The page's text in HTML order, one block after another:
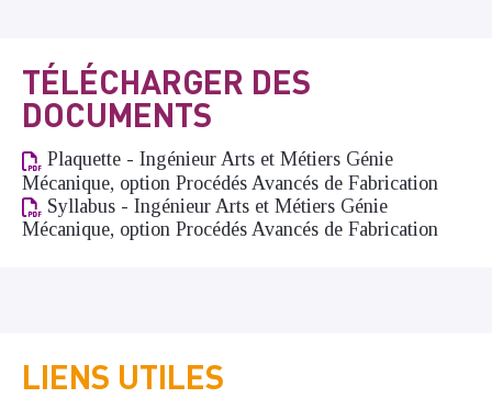
TÉLÉCHARGER DES
DOCUMENTS
Plaquette - Ingénieur Arts et Métiers Génie
Mécanique, option Procédés Avancés de Fabrication
Syllabus - Ingénieur Arts et Métiers Génie
Mécanique, option Procédés Avancés de Fabrication
LIENS UTILES